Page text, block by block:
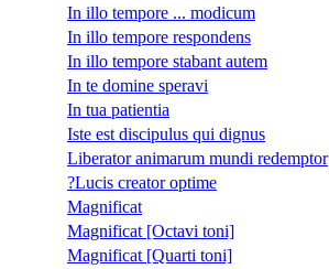
In illo tempore ... modicum
In illo tempore respondens
In illo tempore stabant autem
In te domine speravi
In tua patientia
Iste est discipulus qui dignus
Liberator animarum mundi redemptor
?Lucis creator optime
Magnificat
Magnificat [Octavi toni]
Magnificat [Quarti toni]